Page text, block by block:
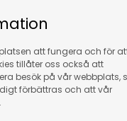
att fungera och för
tillåter oss också att
besök på vår webbplats,
förbättras och att vår